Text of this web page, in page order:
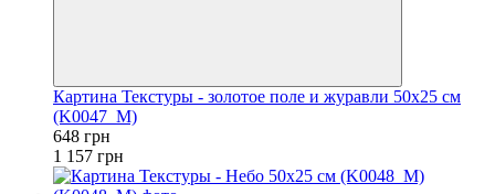
Картина Текстуры - золотое поле и журавли 50x25 см
(K0047_M)
648 грн
1 157 грн